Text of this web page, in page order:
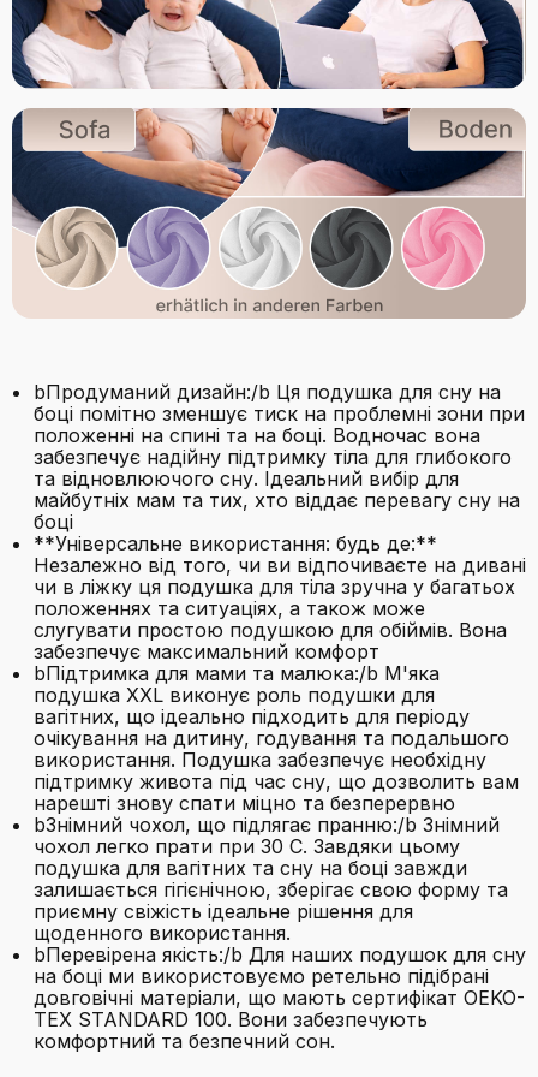
bПродуманий дизайн:/b Ця подушка для сну на
боці помітно зменшує тиск на проблемні зони при
положенні на спині та на боці. Водночас вона
забезпечує надійну підтримку тіла для глибокого
та відновлюючого сну. Ідеальний вибір для
майбутніх мам та тих, хто віддає перевагу сну на
боці
**Універсальне використання: будь де:**
Незалежно від того, чи ви відпочиваєте на дивані
чи в ліжку ця подушка для тіла зручна у багатьох
положеннях та ситуаціях, а також може
слугувати простою подушкою для обіймів. Вона
забезпечує максимальний комфорт
bПідтримка для мами та малюка:/b М'яка
подушка XXL виконує роль подушки для
вагітних, що ідеально підходить для періоду
очікування на дитину, годування та подальшого
використання. Подушка забезпечує необхідну
підтримку живота під час сну, що дозволить вам
нарешті знову спати міцно та безперервно
bЗнімний чохол, що підлягає пранню:/b Знімний
чохол легко прати при 30 C. Завдяки цьому
подушка для вагітних та сну на боці завжди
залишається гігієнічною, зберігає свою форму та
приємну свіжість ідеальне рішення для
щоденного використання.
bПеревірена якість:/b Для наших подушок для сну
на боці ми використовуємо ретельно підібрані
довговічні матеріали, що мають сертифікат OEKO-
TEX STANDARD 100. Вони забезпечують
комфортний та безпечний сон.